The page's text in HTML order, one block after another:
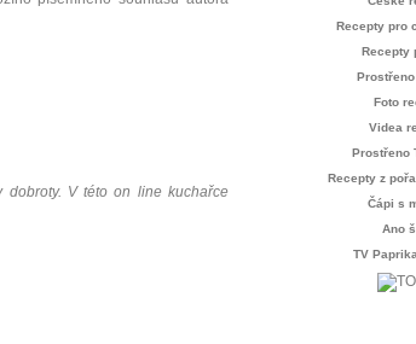
V této on line kuchařce
Recepty pro
Recepty
Foto
Videa
Prostřeno
Recepty z
Čápi s
Ano
TV